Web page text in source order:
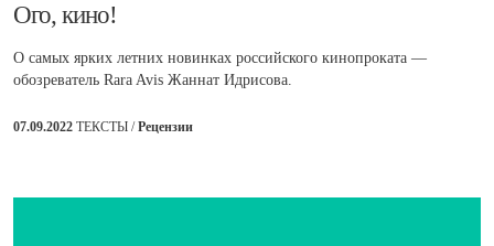
​Ого, кино!
О самых ярких летних новинках российского кинопроката —
обозреватель Rara Avis Жаннат Идрисова.
07.09.2022 ТЕКСТЫ /Рецензии